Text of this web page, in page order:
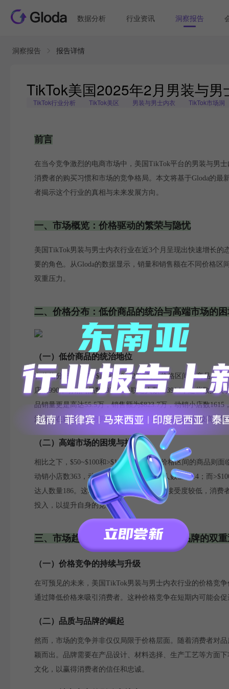
数据分析 行业资讯 洞察报告
洞察报告 报告详情
TikTok美国2025年2月男装与
TikTok行业分析 TikTok美区 男装与男士内衣 TikTok市场洞
前言
在当今竞争激烈的电商市场中，美国TikTok平台的男装与男
消费者的购买习惯和市场的竞争格局。本文将基于Gloda的
者揭示这个行业的真相与未来发展方向。
一、市场概览：价格驱动的繁荣与隐忧
美国TikTok男装与男士内衣行业在近3个月呈现出快速增长
要的角色。从Gloda的数据显示，销量和销售额在不同价格
双重压力。
二、价格分布：低价商品的统治与高端市场的
（一）低价商品的统治地位
在价格分布中，$5~$10和$10~$20这两个价格区间的商品展
店数990，动销商品数4977，关联达人数量3914，这些数据
品销量更是高达55.5万，销售额为$823.7万，动销小店数
消费者在购买男装与男士内衣时，对于价格的敏感度较高，
（二）高端市场的困境与挑战
相比之下，$50~$100和>$100这两个高端价格区间的商品则
动销小店数363，动销商品数613，关联达人数量2714；而
达人数量186。这表明高端商品在市场中的接受度较低，消
投入，以提升自身的竞争力。
三、市场趋势：从价格竞争到品质与品牌的双
（一）价格竞争的持续与升级
在可预见的未来，美国TikTok男装与男士内衣行业的价格竞
通过降低价格来吸引消费者。这种价格竞争在短期内可能会
（二）品质与品牌的崛起
然而，市场的竞争并非仅仅局限于价格层面。随着消费者对
颖而出。品牌需要在产品设计、材料选择、生产工艺等方面
文化，以赢得消费者的信任和忠诚。